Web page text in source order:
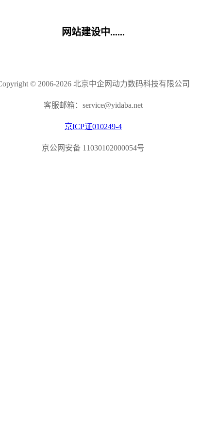
网站建设中......
© 2006-2026 北京中企网动力数码科技有限公司
客服邮箱：service@yidaba.net
京ICP证010249-4
京公网安备 11030102000054号